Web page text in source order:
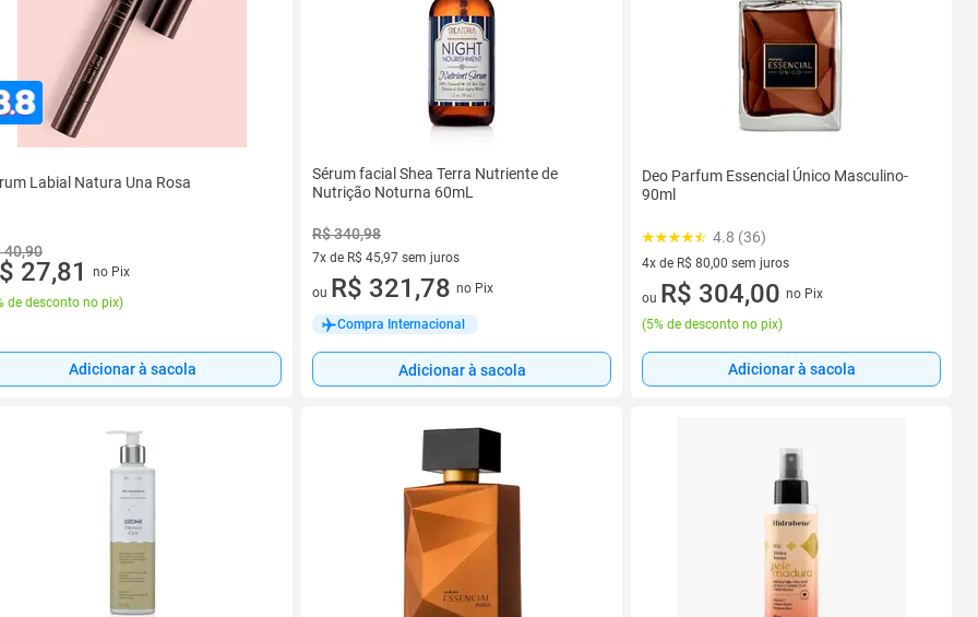
Labial Natura Una Rosa
40,90
27,81
no Pix
de desconto no pix)
Adicionar à sacola
Sérum facial Shea Terra Nutriente de
Nutrição Noturna 60mL
R$ 340,98
7x de R$ 45,97 sem juros
7 vez de R$ 45,97 sem juros
ou R$ 321,78 no Pix
Compra Internacional
Adicionar à sacola
Deo Parfum Essencial Único Masculino-
90ml
4.8 (36)
4x de R$ 80,00 sem juros
4 vez de R$ 80,00 sem juros
ou R$ 304,00 no Pix
(5% de desconto no pix)
Adicionar à sacola